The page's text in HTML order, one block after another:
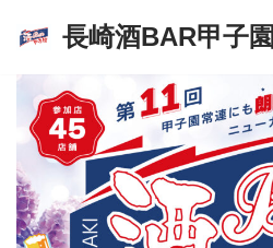
テ
ツ
へ
ス
長崎酒BAR甲子園